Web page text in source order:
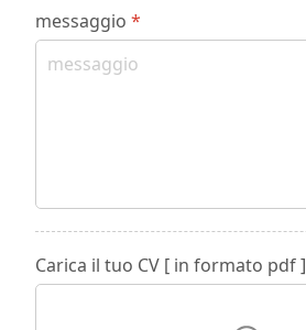
messaggio *
Carica il tuo CV [ in formato pdf ]